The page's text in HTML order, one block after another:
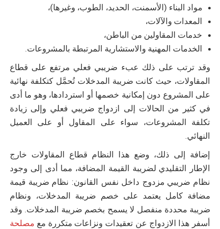
مواد البناء (الأسمنت، الحديد، الطوب، وغيرها)،
المعدات والآلات،
خدمات المقاولين من الباطن،
الخدمات المهنية والاستشارية المرتبطة بالمشروعات.
وقد ترتب على ذلك عبء ضريبي فعلي مرتفع على قطاع
المقاولات، حيث كانت ضريبة المدخلات تُحمَّل كتكلفة نهائية
على المشروع دون إمكانية خصمها أو استردادها، وهو ما أدى
في كثير من الحالات إلى ازدواج ضريبي فعلي وإلى زيادة
تكلفة المشروعات، سواء على المقاول أو على العميل
النهائي.
إضافة إلى ذلك، وضع هذا النظام قطاع المقاولات خارج
الإطار التقليدي لضريبة القيمة المضافة، مما أدى إلى وجود
نظام ضريبي مزدوج داخل نفس القانون: نظام ضريبة قيمة
مضافة كامل يعتمد على خصم ضريبة المدخلات، ونظام
ضريبة محددة منفصل لا يسمح بخصم ضريبة المدخلات. وقد
أسفر هذا الازدواج عن تعقيدات ونزاعات متكررة مع مصلحة